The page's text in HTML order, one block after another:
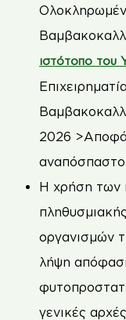
ιστότοπο του
2026
Η χρήση των
οργανισμών
λήψη
γενικές